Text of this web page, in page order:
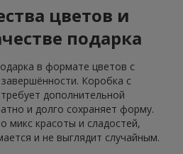
цветов и
подарка
в формате цветов с
Коробка с
дополнительной
и долго сохраняет форму.
красоты и сладостей,
и не выглядит случайным.